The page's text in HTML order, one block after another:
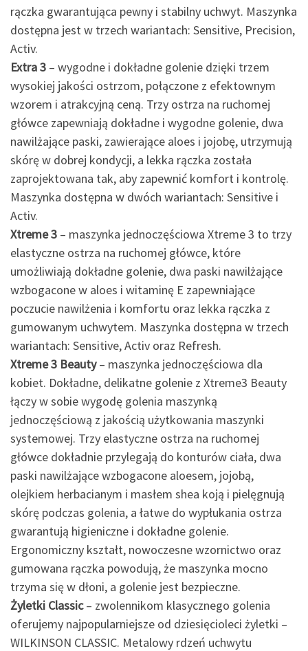
rączka gwarantująca pewny i stabilny uchwyt. Maszynka
dostępna jest w trzech wariantach: Sensitive, Precision,
Activ.
Extra 3 – wygodne i dokładne golenie dzięki trzem
wysokiej jakości ostrzom, połączone z efektownym
wzorem i atrakcyjną ceną. Trzy ostrza na ruchomej
główce zapewniają dokładne i wygodne golenie, dwa
nawilżające paski, zawierające aloes i jojobę, utrzymują
skórę w dobrej kondycji, a lekka rączka została
zaprojektowana tak, aby zapewnić komfort i kontrolę.
Maszynka dostępna w dwóch wariantach: Sensitive i
Activ.
Xtreme 3 – maszynka jednoczęściowa Xtreme 3 to trzy
elastyczne ostrza na ruchomej główce, które
umożliwiają dokładne golenie, dwa paski nawilżające
wzbogacone w aloes i witaminę E zapewniające
poczucie nawilżenia i komfortu oraz lekka rączka z
gumowanym uchwytem. Maszynka dostępna w trzech
wariantach: Sensitive, Activ oraz Refresh.
Xtreme 3 Beauty– maszynka jednoczęściowa dla
kobiet. Dokładne, delikatne golenie z Xtreme3 Beauty
łączy w sobie wygodę golenia maszynką
jednoczęściową z jakością użytkowania maszynki
systemowej. Trzy elastyczne ostrza na ruchomej
główce dokładnie przylegają do konturów ciała, dwa
paski nawilżające wzbogacone aloesem, jojobą,
olejkiem herbacianym i masłem shea koją i pielęgnują
skórę podczas golenia, a łatwe do wypłukania ostrza
gwarantują higieniczne i dokładne golenie.
Ergonomiczny kształt, nowoczesne wzornictwo oraz
gumowana rączka powodują, że maszynka mocno
trzyma się w dłoni, a golenie jest bezpieczne.
Żyletki Classic– zwolennikom klasycznego golenia
oferujemy najpopularniejsze od dziesięcioleci żyletki –
WILKINSON CLASSIC. Metalowy rdzeń uchwytu